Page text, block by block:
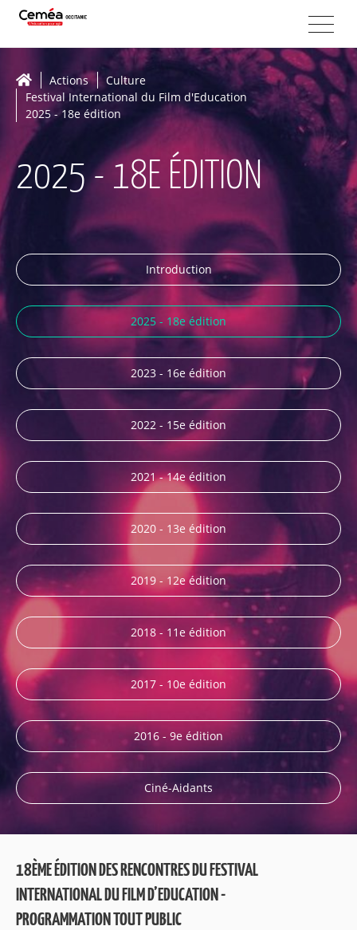
Actions
Culture
Festival International du Film d'Education
2025 - 18e édition
2025 - 18E ÉDITION
Introduction
2025 - 18e édition
2023 - 16e édition
2022 - 15e édition
2021 - 14e édition
2020 - 13e édition
2019 - 12e édition
2018 - 11e édition
2017 - 10e édition
2016 - 9e édition
Ciné-Aidants
18ÈME ÉDITION DES RENCONTRES DU FESTIVAL
INTERNATIONAL DU FILM D’EDUCATION -
PROGRAMMATION TOUT PUBLIC